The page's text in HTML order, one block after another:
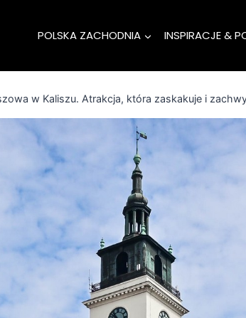
POLSKA ZACHODNIA INSPIRACJE &
w Kaliszu. Atrakcja, która zaskakuje i